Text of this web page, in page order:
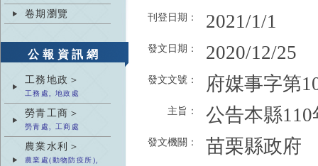
卷期瀏覽
公報資訊網
工務地政＞
工務處, 地政處
勞青工商＞
勞青處, 工商處
農業水利＞
農業處(動物防疫所),
刊登日期： 2021/1/1
發文日期： 2020/12/25
發文文號： 府媒事字第
主旨： 公告本縣
發文機關： 苗栗縣政府